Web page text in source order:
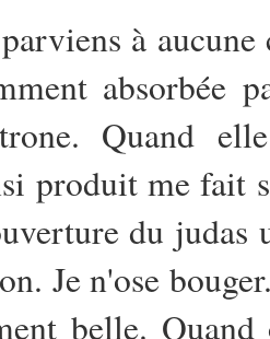
à
absorbée
Quand
produit me fait
du judas
Je n'ose
belle.